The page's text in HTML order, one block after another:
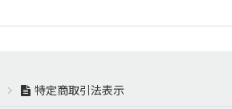
特定商取引法表示